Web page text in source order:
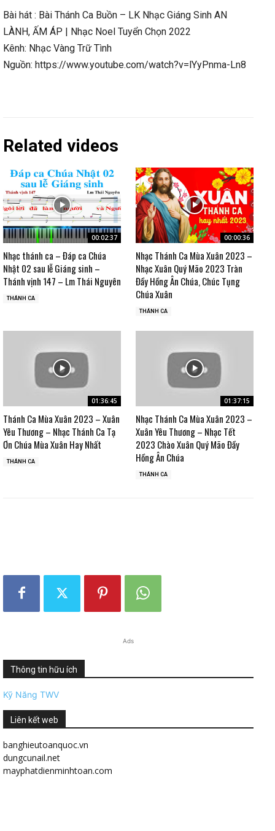
Bài hát : Bài Thánh Ca Buồn – LK Nhạc Giáng Sinh AN
LÀNH, ẤM ÁP | Nhạc Noel Tuyển Chọn 2022
Kênh: Nhạc Vàng Trữ Tình
Nguồn: https://www.youtube.com/watch?v=lYyPnma-Ln8
Related videos
00:02:37
Nhạc thánh ca – Đáp ca Chúa
Nhật 02 sau lễ Giáng sinh –
Thánh vịnh 147 – Lm Thái Nguyên
THÁNH CA
00:00:36
Nhạc Thánh Ca Mùa Xuân 2023 –
Nhạc Xuân Quý Mão 2023 Tràn
Đầy Hồng Ân Chúa, Chúc Tụng
Chúa Xuân
THÁNH CA
01:36:45
Thánh Ca Mùa Xuân 2023 – Xuân
Yêu Thương – Nhạc Thánh Ca Tạ
Ơn Chúa Mùa Xuân Hay Nhất
THÁNH CA
01:37:15
Nhạc Thánh Ca Mùa Xuân 2023 –
Xuân Yêu Thương – Nhạc Tết
2023 Chào Xuân Quý Mão Đầy
Hồng Ân Chúa
THÁNH CA
Ads
Thông tin hữu ích
Kỹ Năng TWV
Liên kết web
banghieutoanquoc.vn
dungcunail.net
mayphatdienminhtoan.com